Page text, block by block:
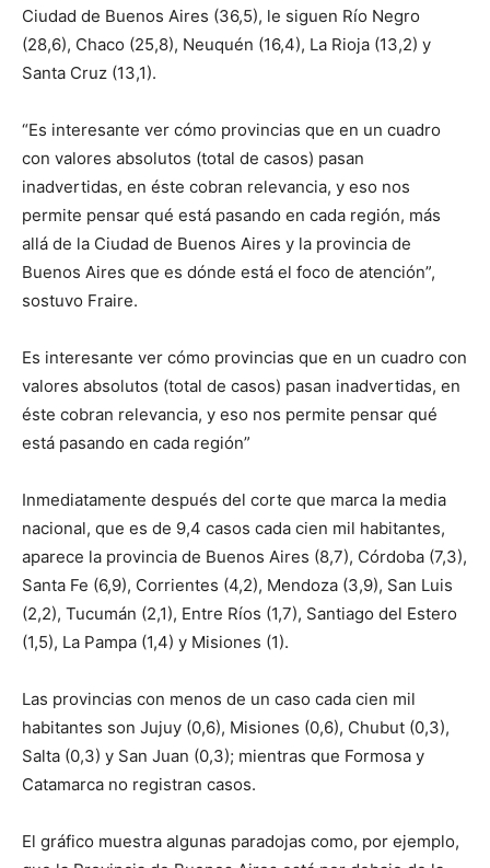
Ciudad de Buenos Aires (36,5), le siguen Río Negro
(28,6), Chaco (25,8), Neuquén (16,4), La Rioja (13,2) y
Santa Cruz (13,1).
“Es interesante ver cómo provincias que en un cuadro
con valores absolutos (total de casos) pasan
inadvertidas, en éste cobran relevancia, y eso nos
permite pensar qué está pasando en cada región, más
allá de la Ciudad de Buenos Aires y la provincia de
Buenos Aires que es dónde está el foco de atención”,
sostuvo Fraire.
Es interesante ver cómo provincias que en un cuadro con
valores absolutos (total de casos) pasan inadvertidas, en
éste cobran relevancia, y eso nos permite pensar qué
está pasando en cada región”
Inmediatamente después del corte que marca la media
nacional, que es de 9,4 casos cada cien mil habitantes,
aparece la provincia de Buenos Aires (8,7), Córdoba (7,3),
Santa Fe (6,9), Corrientes (4,2), Mendoza (3,9), San Luis
(2,2), Tucumán (2,1), Entre Ríos (1,7), Santiago del Estero
(1,5), La Pampa (1,4) y Misiones (1).
Las provincias con menos de un caso cada cien mil
habitantes son Jujuy (0,6), Misiones (0,6), Chubut (0,3),
Salta (0,3) y San Juan (0,3); mientras que Formosa y
Catamarca no registran casos.
El gráfico muestra algunas paradojas como, por ejemplo,